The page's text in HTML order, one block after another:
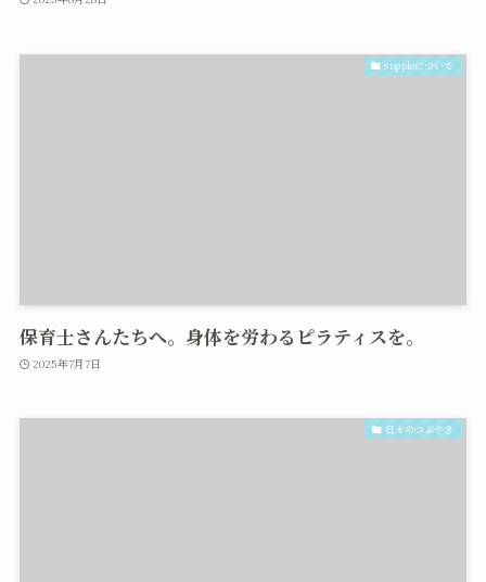
suppleについて
保育士さんたちへ。身体を労わるピラティスを。
2025年7月7日
日々のつぶやき